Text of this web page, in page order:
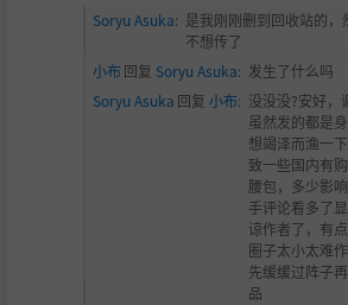
Soryu Asuka: 是我刚刚删到回收站的
不想传了
小布 回复 Soryu Asuka: 发生了什么吗
Soryu Asuka 回复 小布: 没没没?安好，
虽然发的都是
想竭泽而渔一
致一些国内有
腰包，多少影
手评论看多了
谅作者了，有
圈子太小太难
先缓缓过阵子
品